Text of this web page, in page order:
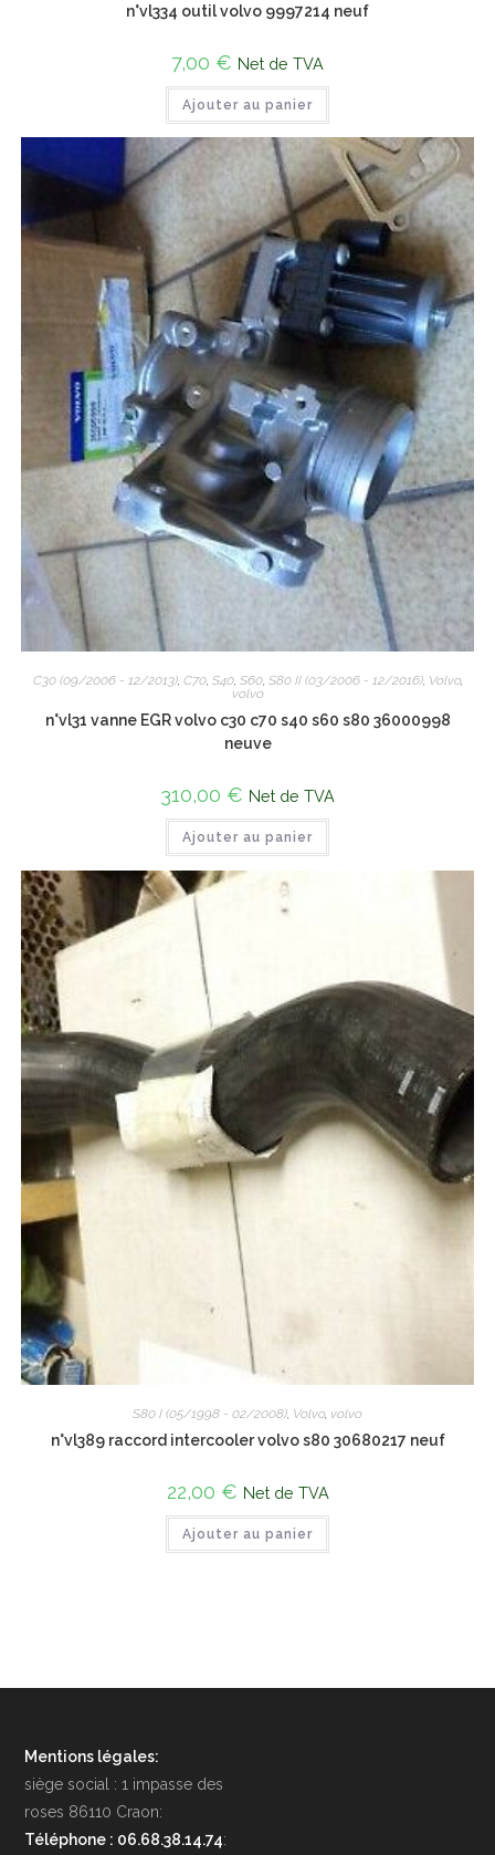
n°vl334 outil volvo 9997214 neuf
7,00 € Net de TVA
Ajouter au panier
C30 (09/2006 - 12/2013), C70, S40, S60, S80 II (03/2006 - 12/2016), Volvo,
volvo
n°vl31 vanne EGR volvo c30 c70 s40 s60 s80 36000998
neuve
310,00 € Net de TVA
Ajouter au panier
S80 I (05/1998 - 02/2008), Volvo, volvo
n°vl389 raccord intercooler volvo s80 30680217 neuf
22,00 € Net de TVA
Ajouter au panier
Mentions légales:
siège social : 1 impasse des
roses 86110 Craon:
Téléphone : 06.68.38.14.74: